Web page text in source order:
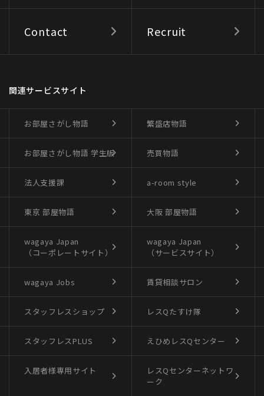
Contact Recruit
関連サービスサイト
お部屋さがし物語 繁盛店物語
お部屋さがし物語 学生版 売買物語
法人支援課 a-room style
東京 部屋物語 大阪 部屋物語
wagaya Japan
（コーポレートサイト）
wagaya Japan
（サービスサイト）
wagaya Jobs 賃貸相談サロン
スタッフレスショップ レスQたすけ隊
スタッフレスPLUS えひめレスQセンター
入居者様専用サイト
レスQセンターネットワ
ーク